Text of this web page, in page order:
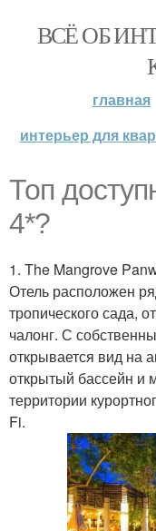
ВСЁ ОБ
главная
интерьер для
Топ
4*?
1. The Mangrove
Отель расположен
тропического сада,
чалонг. С
открывается вид на
открытый бассейн и
территории
Fi.